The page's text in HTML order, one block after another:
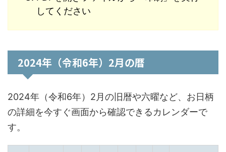
してください
2024年（令和6年）2月の暦
2024年（令和6年）2月の旧暦や六曜など、お日柄
の詳細を今すぐ画面から確認できるカレンダーで
す。